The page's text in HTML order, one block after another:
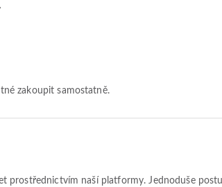
zakoupit samostatně.